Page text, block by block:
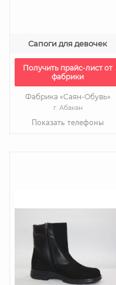
Сапоги для девочек
Получить прайс-лист от
фабрики
Фабрика «Саян-Обувь»
г. Абакан
Показать телефоны